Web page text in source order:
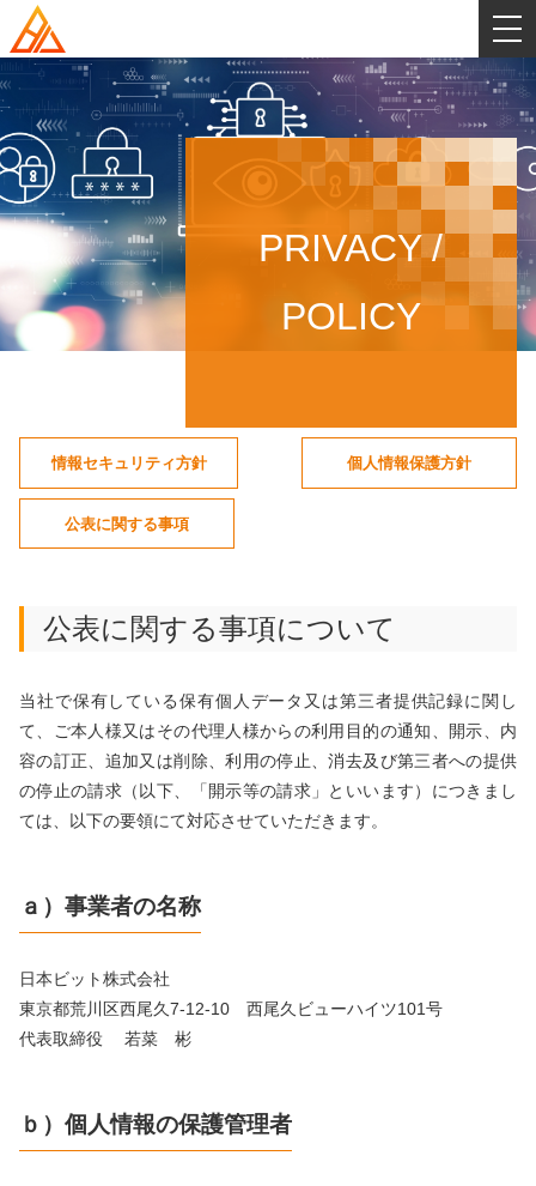
HOME
SERVICE
COMPANY
会社概要
システムインテグレーション事業部
アーキテクト
RECRUIT
情報セキュリティ方針
個人情報保護方針
公表に関する事項について
CONTACT
PRIVACY /
POLICY
情報セキュリティ方針 個人情報保護方針
公表に関する事項
公表に関する事項について
当社で保有している保有個人データ又は第三者提供記録に関し
て、ご本人様又はその代理人様からの利用目的の通知、開示、内
容の訂正、追加又は削除、利用の停止、消去及び第三者への提供
の停止の請求（以下、「開示等の請求」といいます）につきまし
ては、以下の要領にて対応させていただきます。
ａ）事業者の名称
日本ビット株式会社
東京都荒川区西尾久7-12-10 西尾久ビューハイツ101号
代表取締役 若菜 彬
ｂ）個人情報の保護管理者